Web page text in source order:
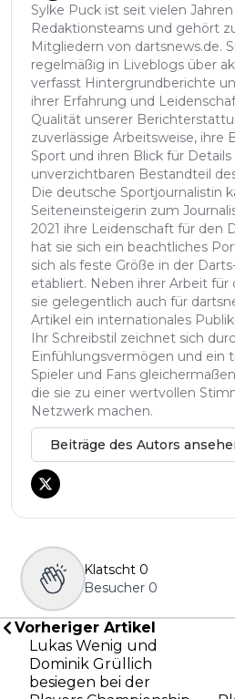
Sylke Puck ist seit vielen
Redaktionsteams und gehört
Mitgliedern von dartsnews.de.
regelmäßig in Liveblogs über
verfasst Hintergrundberichte
ihrer Erfahrung und
Qualität unserer
zuverlässige Arbeitsweise, ihre
Sport und ihren Blick für
unverzichtbaren Bestandteil
Die deutsche Sportjournalistin
Seiteneinsteigerin zum
2021 ihre Leidenschaft für den
hat sie sich ein beachtliches
sich als feste Größe in der
etabliert. Neben ihrer Arbeit für
sie gelegentlich auch für
Artikel ein internationales
Ihr Schreibstil zeichnet sich
Einfühlungsvermögen und ein
Spieler und Fans
die sie zu einer wertvollen
Netzwerk machen.
Beiträge des Autors
Klatscht 0
Besucher 0
Vorheriger Artikel
Lukas Wenig und
Dominik Grüllich
besiegen bei der